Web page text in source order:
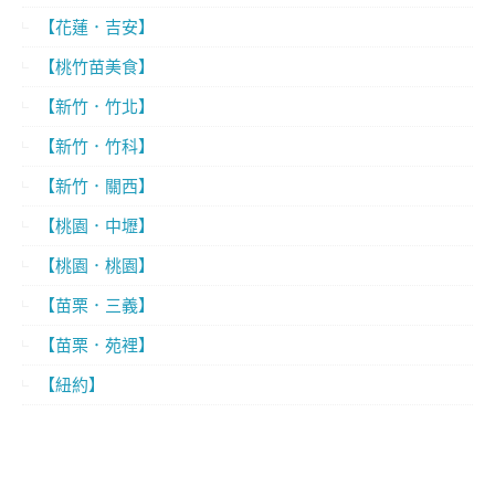
【花蓮．吉安】
【桃竹苗美食】
【新竹．竹北】
【新竹．竹科】
【新竹．關西】
【桃園．中壢】
【桃園．桃園】
【苗栗．三義】
【苗栗．苑裡】
【紐約】